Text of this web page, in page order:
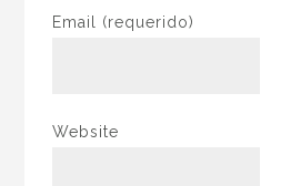
Email (requerido)
Website